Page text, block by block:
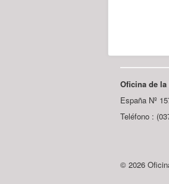
Oficina de
España Nº
Teléfono :
© 2026